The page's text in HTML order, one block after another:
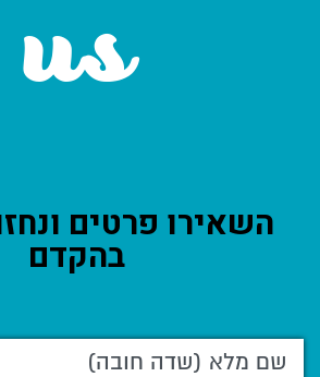
us
השאירו פרטים
בהקדם